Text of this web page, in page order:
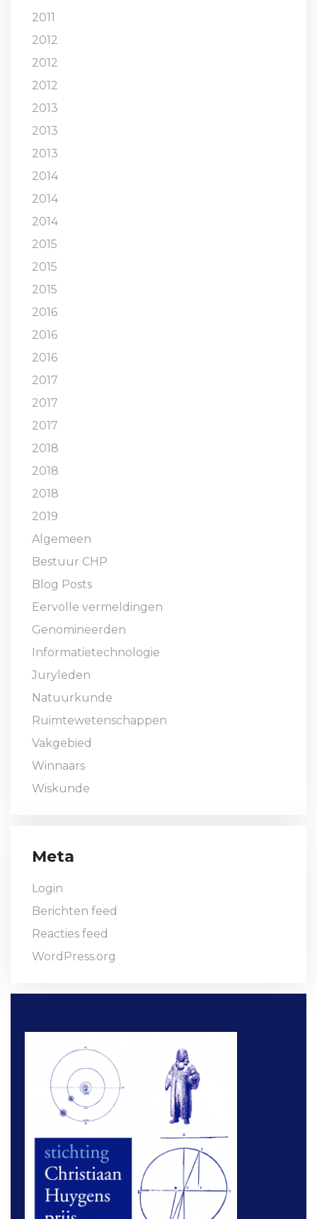
2011
2012
2012
2012
2013
2013
2013
2014
2014
2014
2015
2015
2015
2016
2016
2016
2017
2017
2017
2018
2018
2018
2019
Algemeen
Bestuur CHP
Blog Posts
Eervolle vermeldingen
Genomineerden
Informatietechnologie
Juryleden
Natuurkunde
Ruimtewetenschappen
Vakgebied
Winnaars
Wiskunde
Meta
Login
Berichten feed
Reacties feed
WordPress.org